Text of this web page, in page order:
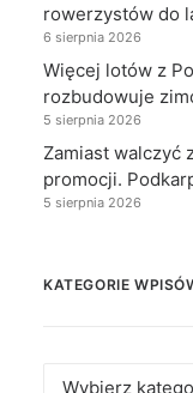
rowerzystów do
6 sierpnia 2026
Więcej lotów z
rozbudowuje
5 sierpnia 2026
Zamiast walczyć
promocji.
5 sierpnia 2026
KATEGORIE
Kategorie